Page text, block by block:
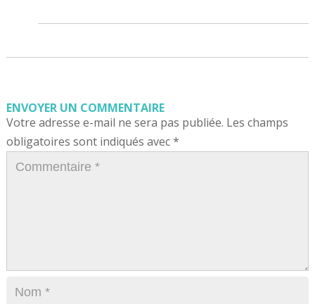
ENVOYER UN COMMENTAIRE
Votre adresse e-mail ne sera pas publiée. Les champs
obligatoires sont indiqués avec*